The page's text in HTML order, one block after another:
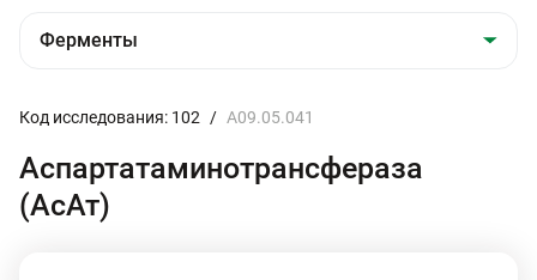
Код исследования: 102 / A09.05.041
Аспартатаминотрансфераза
(АсАт)